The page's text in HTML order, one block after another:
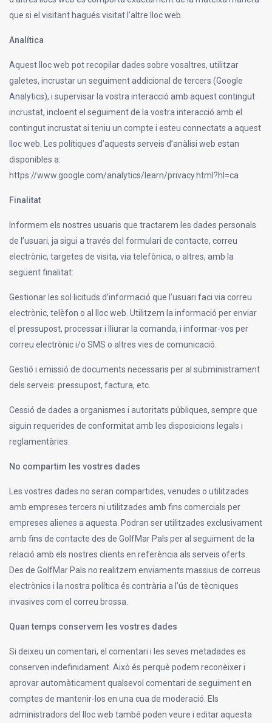
que si el visitant hagués visitat l’altre lloc web.
Analítica
Aquest lloc web pot recopilar dades sobre vosaltres, utilitzar
galetes, incrustar un seguiment addicional de tercers (Google
Analytics), i supervisar la vostra interacció amb aquest contingut
incrustat, incloent el seguiment de la vostra interacció amb el
contingut incrustat si teniu un compte i esteu connectats a aquest
lloc web. Les polítiques d’aquests serveis d’anàlisi web estan
disponibles a:
https://www.google.com/analytics/learn/privacy.html?hl=ca
Finalitat
Informem els nostres usuaris que tractarem les dades personals
de l’usuari, ja sigui a través del formulari de contacte, correu
electrònic, targetes de visita, via telefònica, o altres, amb la
següent finalitat:
Gestionar les sol·licituds d’informació que l’usuari faci via correu
electrònic, telèfon o al lloc web. Utilitzem la informació per enviar
el pressupost, processar i lliurar la comanda, i informar-vos per
correu electrònic i/o SMS o altres vies de comunicació.
Gestió i emissió de documents necessaris per al subministrament
dels serveis: pressupost, factura, etc.
Cessió de dades a organismes i autoritats públiques, sempre que
siguin requerides de conformitat amb les disposicions legals i
reglamentàries.
No compartim les vostres dades
Les vostres dades no seran compartides, venudes o utilitzades
amb empreses tercers ni utilitzades amb fins comercials per
empreses alienes a aquesta. Podran ser utilitzades exclusivament
amb fins de contacte des de GolfMar Pals per al seguiment de la
relació amb els nostres clients en referència als serveis oferts.
Des de GolfMar Pals no realitzem enviaments massius de correus
electrònics i la nostra política és contrària a l’ús de tècniques
invasives com el correu brossa.
Quan temps conservem les vostres dades
Si deixeu un comentari, el comentari i les seves metadades es
conserven indefinidament. Això és perquè podem reconèixer i
aprovar automàticament qualsevol comentari de seguiment en
comptes de mantenir-los en una cua de moderació. Els
administradors del lloc web també poden veure i editar aquesta